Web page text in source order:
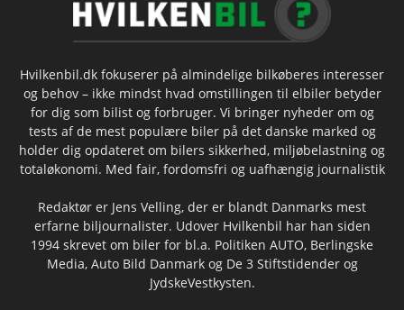
Hvilkenbil.dk fokuserer på almindelige bilkøberes interesser
og behov – ikke mindst hvad omstillingen til elbiler betyder
for dig som bilist og forbruger. Vi bringer nyheder om og
tests af de mest populære biler på det danske marked og
holder dig opdateret om bilers sikkerhed, miljøbelastning og
totaløkonomi. Med fair, fordomsfri og uafhængig journalistik
Redaktør er Jens Velling, der er blandt Danmarks mest
erfarne biljournalister. Udover Hvilkenbil har han siden
1994 skrevet om biler for bl.a. Politiken AUTO, Berlingske
Media, Auto Bild Danmark og De 3 Stiftstidender og
JydskeVestkysten.